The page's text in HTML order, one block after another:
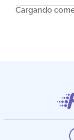
Cargando